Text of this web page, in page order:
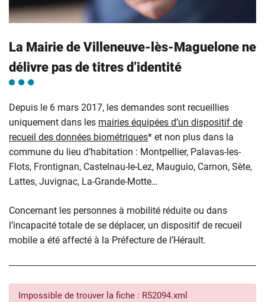
La Mairie de Villeneuve-lès-Maguelone ne
délivre pas de titres d’identité
Depuis le 6 mars 2017, les demandes sont recueillies
uniquement dans les mairies équipées d’un dispositif de
recueil des données biométriques* et non plus dans la
commune du lieu d’habitation : Montpellier, Palavas-les-
Flots, Frontignan, Castelnau-le-Lez, Mauguio, Carnon, Sète,
Lattes, Juvignac, La-Grande-Motte…
Concernant les personnes à mobilité réduite ou dans
l’incapacité totale de se déplacer, un dispositif de recueil
mobile a été affecté à la Préfecture de l’Hérault.
Impossible de trouver la fiche : R52094.xml